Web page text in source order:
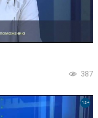
387
12+